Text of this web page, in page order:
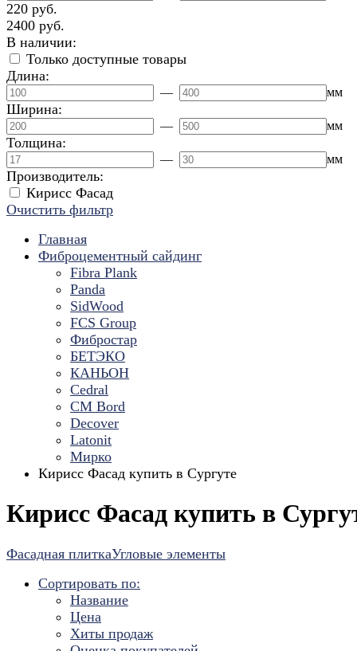
220 руб.
2400 руб.
В наличии:
Только доступные товары
Длина:
— мм
Ширина:
— мм
Толщина:
— мм
Производитель:
Кирисс Фасад
Очистить фильтр
Главная
Фиброцементный сайдинг
Fibra Plank
Panda
SidWood
FCS Group
Фибростар
БЕТЭКО
КАНЬОН
Cedral
CM Bord
Decover
Latonit
Мирко
Кирисс Фасад купить в Сургуте
Кирисс Фасад купить в
Фасадная плиткаУгловые элементы
Сортировать по:
Название
Цена
Хиты продаж